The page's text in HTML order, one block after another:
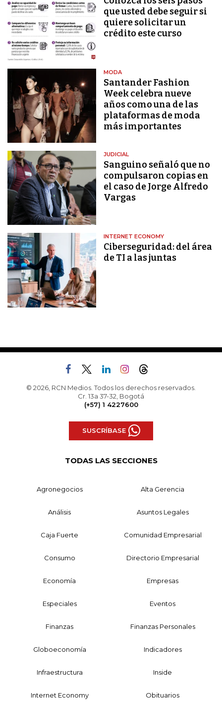
que usted debe seguir si
quiere solicitar un
crédito este curso
MODA
Santander Fashion
Week celebra nueve
años como una de las
plataformas de moda
más importantes
JUDICIAL
Sanguino señaló que no
compulsaron copias en
el caso de Jorge Alfredo
Vargas
INTERNET ECONOMY
Ciberseguridad: del área
de TI a las juntas
© 2026, RCN Medios. Todos los derechos reservados.
Cr. 13a 37-32, Bogotá
(+57) 1 4227600
SUSCRÍBASE
TODAS LAS SECCIONES
Agronegocios Alta Gerencia
Análisis Asuntos Legales
Caja Fuerte Comunidad Empresarial
Consumo Directorio Empresarial
Economía Empresas
Especiales Eventos
Finanzas Finanzas Personales
Globoeconomía Indicadores
Infraestructura Inside
Internet Economy Obituarios